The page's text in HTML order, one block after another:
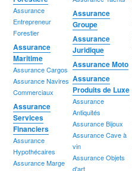
Assurance
Entrepreneur
Forestier
Assurance
Groupe
Assurance
Juridique
Assurance
Maritime
Assurance Cargos
Assurance Navires
Commerciaux
Assurance Moto
Assurance
Produits de Luxe
Assurance
Antiquités
Assurance Bijoux
Assurance Cave à
vin
Assurance Objets
d'art
Assurance
Services
Financiers
Assurance
Hypothécaires
Assurance Marge